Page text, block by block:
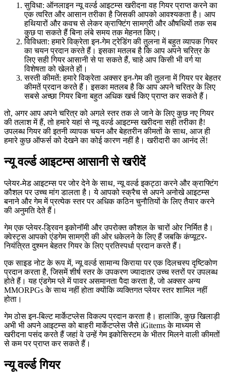
सुविधा: ऑनलाइन न्यू वर्ल्ड आइटम्स खरीदना वह गियर प्राप्त करने का
एक त्वरित और आसान तरीका है जिसकी आपको आवश्यकता है। आप
हथियारों और कवच से लेकर क्राफ्टिंग सामग्री और औषधियों तक सब
कुछ पा सकते हैं बिना लंबे समय तक मेहनत किए।
विविधता: हमारे विक्रेता इन-गेम ट्रेडिंग की तुलना में बहुत व्यापक गियर
का चयन प्रदान करते हैं। इसका मतलब है कि आप अपने चरित्र के
लिए सही गियर आसानी से पा सकते हैं, चाहे आप किसी भी वर्ग या
विशेषता को खेलते हों।
सस्ती कीमतें: हमारे विक्रेता अक्सर इन-गेम की तुलना में गियर पर बेहतर
कीमतें प्रदान करते हैं। इसका मतलब है कि आप अपने चरित्र के लिए
सबसे अच्छा गियर बिना बहुत अधिक खर्च किए प्राप्त कर सकते हैं।
तो, अगर आप अपने चरित्र को अगले स्तर तक ले जाने के लिए कुछ नए गियर
की तलाश में हैं, तो हमारे यहां से न्यू वर्ल्ड आइटम्स खरीदना सही तरीका है!
उपलब्ध गियर की इतनी व्यापक चयन और बेहतरीन कीमतों के साथ, आज ही
हमारे कुछ ऑफर्स को देखने का कोई कारण नहीं है। खरीदारी का आनंद लें!
न्यू वर्ल्ड आइटम्स आसानी से खरीदें
प्लेयर-मेड आइटम्स पर जोर देने के साथ, न्यू वर्ल्ड इकट्ठा करने और क्राफ्टिंग
कौशल पर उच्च मांग डालता है। ये आपको स्क्रैच से अपने अनोखे आइटम्स
बनाने और गेम में प्रत्येक स्तर पर अधिक कठिन चुनौतियों के लिए तैयार करने
की अनुमति देते हैं।
गेम एक प्लेयर-ड्रिवन इकोनॉमी और उपरोक्त कौशल के चारों ओर निर्मित है।
क्वेस्ट्स आपको एंडगेम सामग्री की ओर धकेलने के लिए हैं जबकि कंप्यूटर-
नियंत्रित दुश्मन बेहतर गियर के लिए प्रतिस्पर्धा प्रदान करते हैं।
एक साइड नोट के रूप में, न्यू वर्ल्ड सामान्य किराया पर एक दिलचस्प दृष्टिकोण
प्रदान करता है, जिसमें शीर्ष स्तर के उपकरण ज्यादातर उच्च स्तरों पर उपलब्ध
होते हैं। यह एंडगेम प्ले में पावर असमानता पैदा करता है, जो अक्सर अन्य
MMORPGs के साथ नहीं होता क्योंकि व्यक्तिगत प्लेयर स्तर शामिल नहीं
होता।
गेम ठोस इन-बिल्ट मार्केटप्लेस विकल्प प्रदान करता है। हालांकि, कुछ खिलाड़ी
अभी भी अपने आइटम्स को बाहरी मार्केटप्लेस जैसे iGitems के माध्यम से
खरीदना पसंद करते हैं जहां वे उन्हें गेम इकोसिस्टम के भीतर मिलने वाली कीमतों
से कम पर प्राप्त कर सकते हैं।
न्यू वर्ल्ड गियर